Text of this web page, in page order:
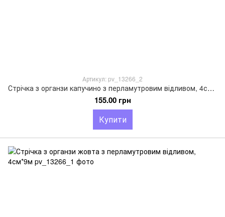
Артикул: pv_13266_2
Стрічка з органзи капучино з перламутровим відливом, 4см*9м
155.00 грн
Купити